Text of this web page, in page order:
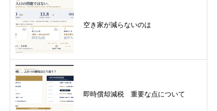
空き家が減らないのは
即時償却減税 重要な点について